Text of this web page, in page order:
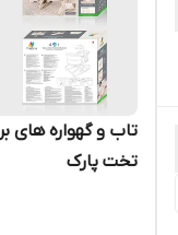
تاب و گهواره های
تخت پارک